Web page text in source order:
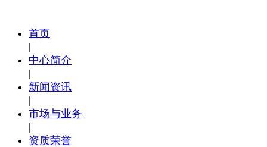
首页
|
中心简介
|
新闻资讯
|
市场与业务
|
资质荣誉